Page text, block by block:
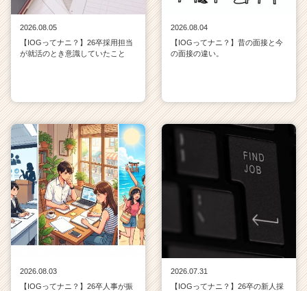
2026.08.05
【IOGってナニ？】26卒採用担当
が就活のとき意識していたこと
2026.08.04
【IOGってナニ？】昔の面接と今
の面接の違い。
2026.08.03
【IOGってナニ？】26卒人事が振
2026.07.31
【IOGってナニ？】26卒の新人採